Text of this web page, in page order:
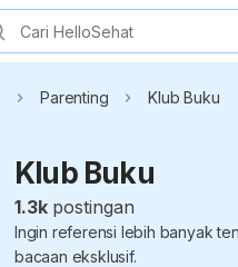
Parenting Klub Buku
Klub Buku
1.3k postingan
Ingin referensi lebih banyak
bacaan eksklusif.